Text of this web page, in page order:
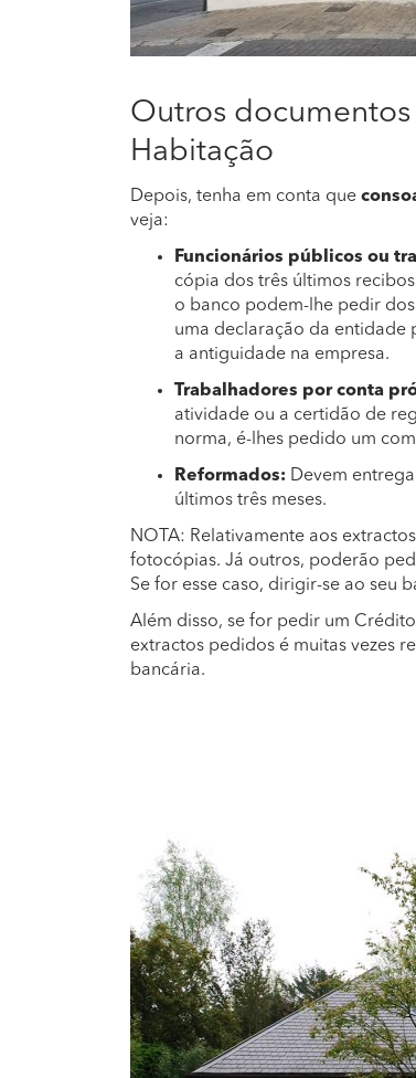
Outros
Habitação
Depois, tenha em conta que
veja:
Funcionários públicos ou
cópia dos três últimos
o banco podem-lhe pedir
uma declaração da entidade
a antiguidade na empresa.
Trabalhadores por conta
atividade ou a certidão de
norma, é-lhes pedido um
Reformados: Devem
últimos três meses.
NOTA: Relativamente aos
fotocópias. Já outros, poderão
Se for esse caso, dirigir-se ao seu
Além disso, se for pedir um
extractos pedidos é muitas vezes
bancária.